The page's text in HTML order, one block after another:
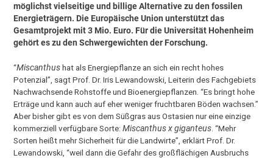
möglichst vielseitige und billige Alternative zu den fossilen
Energieträgern. Die Europäische Union unterstützt das
Gesamtprojekt mit 3 Mio. Euro. Für die Universität Hohenheim
gehört es zu den Schwergewichten der Forschung.
“Miscanthushat als Energiepflanze an sich ein recht hohes
Potenzial”, sagt Prof. Dr. Iris Lewandowski, Leiterin des Fachgebiets
Nachwachsende Rohstoffe und Bioenergiepflanzen. “Es bringt hohe
Erträge und kann auch auf eher weniger fruchtbaren Böden wachsen.”
Aber bisher gibt es von dem Süßgras aus Ostasien nur eine einzige
kommerziell verfügbare Sorte:Miscanthus x giganteus . “Mehr
Sorten heißt mehr Sicherheit für die Landwirte”, erklärt Prof. Dr.
Lewandowski, “weil dann die Gefahr des großflächigen Ausbruchs